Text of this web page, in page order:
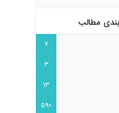
مطالب
7
3
13
590